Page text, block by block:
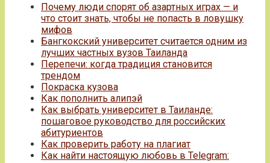
Почему люди спорят об азартных играх — и
что стоит знать, чтобы не попасть в ловушку
мифов
Бангкокский университет считается одним из
лучших частных вузов Таиланда
Перепечи: когда традиция становится
трендом
Покраска кузова
Как пополнить алипэй
Как выбрать университет в Таиланде:
пошаговое руководство для российских
абитуриентов
Как проверить работу на плагиат
Как найти настоящую любовь в Telegram: